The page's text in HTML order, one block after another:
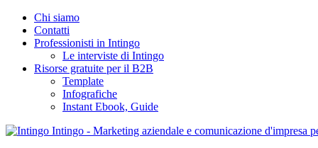
Chi siamo
Contatti
Professionisti in Intingo
Le interviste di Intingo
Risorse gratuite per il B2B
Template
Infografiche
Instant Ebook, Guide
Intingo - Marketing aziendale e comunicazione d'impresa